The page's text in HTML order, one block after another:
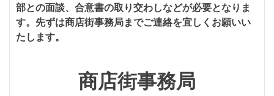
部との面談、合意書の取り交わしなどが必要となりま
す。先ずは商店街事務局までご連絡を宜しくお願いい
たします。
商店街事務局